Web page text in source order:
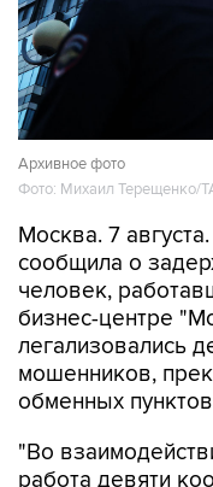
Архивное фото
Фото: Михаил Терещенко/
Москва. 7
человек,
бизнес-центре
легализовались
мошенников,
обменных
"Во
каналов вывода